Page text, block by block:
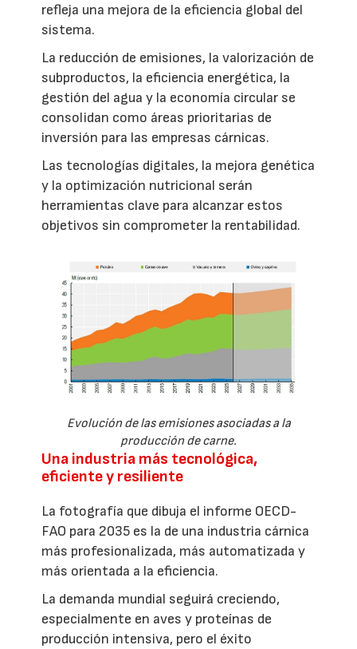
refleja una mejora de la eficiencia global del
sistema.
La reducción de emisiones, la valorización de
subproductos, la eficiencia energética, la
gestión del agua y la economía circular se
consolidan como áreas prioritarias de
inversión para las empresas cárnicas.
Las tecnologías digitales, la mejora genética
y la optimización nutricional serán
herramientas clave para alcanzar estos
objetivos sin comprometer la rentabilidad.
Evolución de las emisiones asociadas a la
producción de carne.
Una industria más tecnológica,
eficiente y resiliente
La fotografía que dibuja el informe OECD-
FAO para 2035 es la de una industria cárnica
más profesionalizada, más automatizada y
más orientada a la eficiencia.
La demanda mundial seguirá creciendo,
especialmente en aves y proteínas de
producción intensiva, pero el éxito